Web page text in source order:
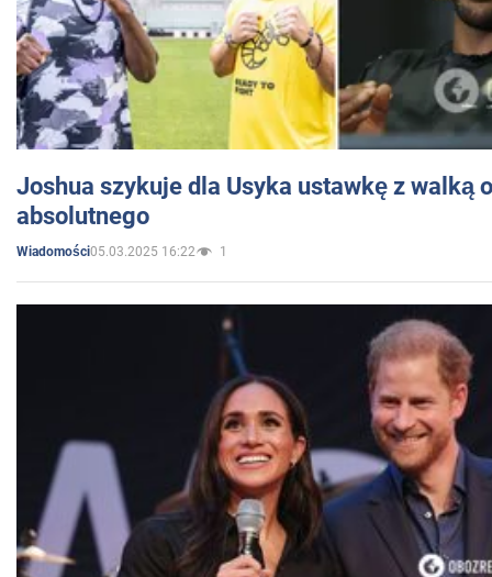
Joshua szykuje dla Usyka ustawkę z walką
absolutnego
Wiadomości05.03.2025 16:22 1